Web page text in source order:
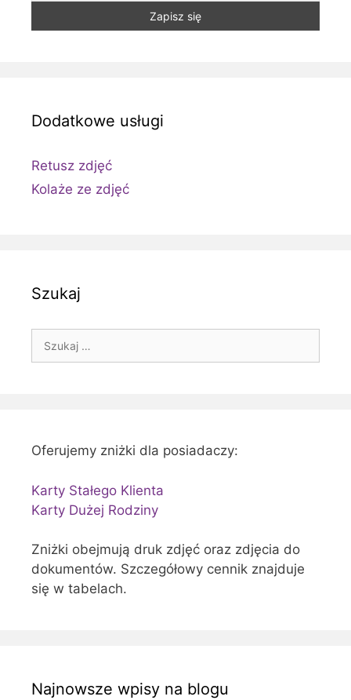
Dodatkowe usługi
Retusz zdjęć
Kolaże ze zdjęć
Szukaj
Szukaj:
Oferujemy zniżki dla posiadaczy:
Karty Stałego Klienta
Karty Dużej Rodziny
Zniżki obejmują druk zdjęć oraz zdjęcia do
dokumentów. Szczegółowy cennik znajduje
się w tabelach.
Najnowsze wpisy na blogu